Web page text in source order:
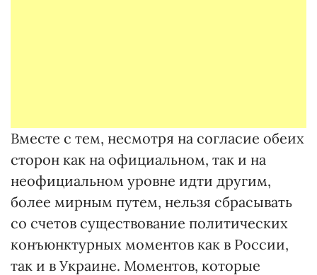
Вместе с тем, несмотря на согласие обеих
сторон как на официальном, так и на
неофициальном уровне идти другим,
более мирным путем, нельзя сбрасывать
со счетов существование политических
конъюнктурных моментов как в России,
так и в Украине. Моментов, которые